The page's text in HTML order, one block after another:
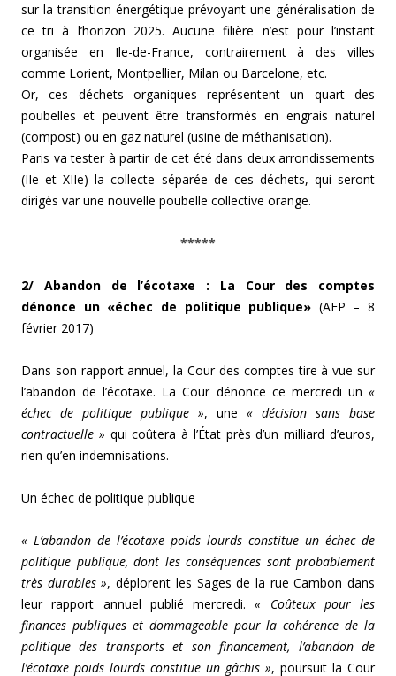
sur la transition énergétique prévoyant une généralisation de
ce tri à l’horizon 2025. Aucune filière n’est pour l’instant
organisée en Ile-de-France, contrairement à des villes
comme Lorient, Montpellier, Milan ou Barcelone, etc.
Or, ces déchets organiques représentent un quart des
poubelles et peuvent être transformés en engrais naturel
(compost) ou en gaz naturel (usine de méthanisation).
Paris va tester à partir de cet été dans deux arrondissements
(IIe et XIIe) la collecte séparée de ces déchets, qui seront
dirigés var une nouvelle poubelle collective orange.
*****
2/ Abandon de l’écotaxe : La Cour des comptes
dénonce un «échec de politique publique» (AFP – 8
février 2017)
Dans son rapport annuel, la Cour des comptes tire à vue sur
l’abandon de l’écotaxe. La Cour dénonce ce mercredi un «
échec de politique publique », une « décision sans base
contractuelle » qui coûtera à l’État près d’un milliard d’euros,
rien qu’en indemnisations.
Un échec de politique publique
« L’abandon de l’écotaxe poids lourds constitue un échec de
politique publique, dont les conséquences sont probablement
très durables », déplorent les Sages de la rue Cambon dans
leur rapport annuel publié mercredi.« Coûteux pour les
finances publiques et dommageable pour la cohérence de la
politique des transports et son financement, l’abandon de
l’écotaxe poids lourds constitue un gâchis », poursuit la Cour